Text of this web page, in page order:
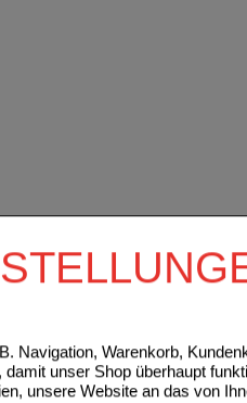
Navigation, Warenkorb,
unser Shop überhaupt
unsere Website an das von